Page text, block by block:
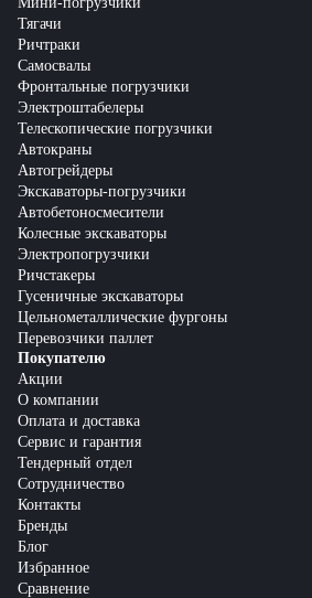
Тягачи
Ричтраки
Самосвалы
Фронтальные погрузчики
Электроштабелеры
Телескопические погрузчики
Автокраны
Автогрейдеры
Экскаваторы-погрузчики
Автобетоносмесители
Колесные экскаваторы
Электропогрузчики
Ричстакеры
Гусеничные экскаваторы
Цельнометаллические фургоны
Перевозчики паллет
Покупателю
Акции
О компании
Оплата и доставка
Сервис и гарантия
Тендерный отдел
Сотрудничество
Контакты
Бренды
Блог
Избранное
Сравнение